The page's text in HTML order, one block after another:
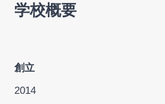
学校概要
創立
2014